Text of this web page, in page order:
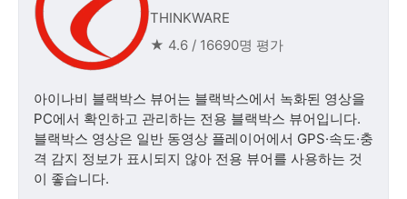
THINKWARE
★ 4.6 / 16690명 평가
아이나비 블랙박스 뷰어는 블랙박스에서 녹화된 영상을
PC에서 확인하고 관리하는 전용 블랙박스 뷰어입니다.
블랙박스 영상은 일반 동영상 플레이어에서 GPS·속도·충
격 감지 정보가 표시되지 않아 전용 뷰어를 사용하는 것
이 좋습니다.